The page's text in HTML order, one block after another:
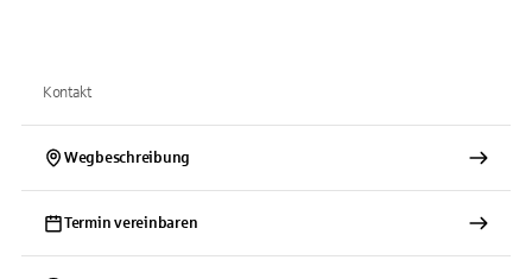
Kontakt
Wegbeschreibung
Termin vereinbaren